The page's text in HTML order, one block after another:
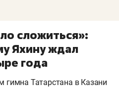
сложиться»:
Яхину ждал
года
гимна Татарстана в Казани